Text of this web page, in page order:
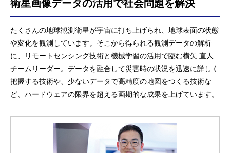
衛星画像データの活用で社会問題を解決
たくさんの地球観測衛星が宇宙に打ち上げられ、地球表面の状態
や変化を観測しています。そこから得られる観測データの解析
に、リモートセンシング技術と機械学習の活用で臨む横矢 直人
チームリーダー。データを融合して災害時の状況を迅速に詳しく
把握する技術や、少ないデータで高精度の地図をつくる技術な
ど、ハードウェアの限界を超える画期的な成果を上げています。